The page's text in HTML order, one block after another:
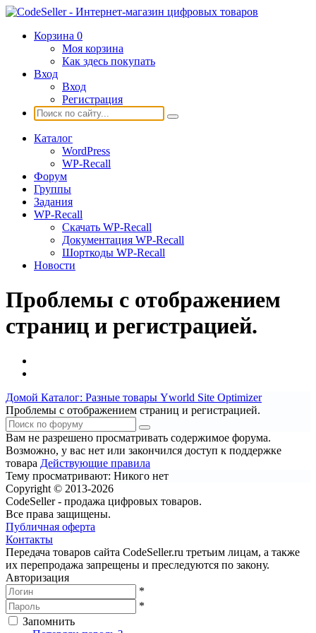
Корзина 0
Моя корзина
Как здесь покупать
Вход
Вход
Регистрация
Каталог
WordPress
WP-Recall
Форум
Группы
Задания
WP-Recall
Скачать WP-Recall
Документация WP-Recall
Шорткоды WP-Recall
Новости
Проблемы с отображением
страниц и регистрацией.
Домой Каталог: Разные товары Yworld Site Optimizer
Проблемы с отображением страниц и регистрацией.
Вам не разрешено просматривать содержимое форума.
Возможно, у вас нет или закончился доступ к поддержке
товара Действующие правила
Тему просматривают: Никого нет
Copyright © 2013-2026
CodeSeller - продажа цифровых товаров.
Все права защищены.
Публичная оферта
Контакты
Передача товаров сайта CodeSeller.ru третьим лицам, а также
их перепродажа запрещены и преследуются по закону.
Авторизация
*
*
Запомнить